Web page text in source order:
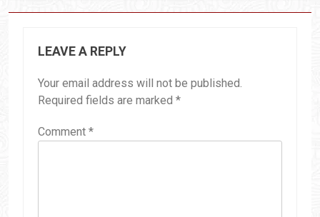
LEAVE A REPLY
Your email address will not be published.
Required fields are marked *
Comment *